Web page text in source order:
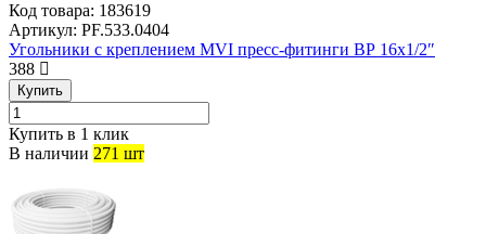
Код товара: 183619
Артикул: PF.533.0404
Угольники с креплением MVI пресс-фитинги ВР 16х1/2″
388
Купить
Купить в 1 клик
В наличии 271 шт